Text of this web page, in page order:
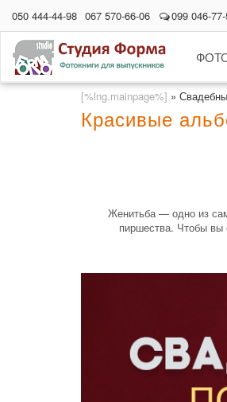
050 444-44-98 067 570-66-06 099 046-
[%lng.mainpage%] »
Красивые
Женитьба — одно из
пиршества. Чтобы вы